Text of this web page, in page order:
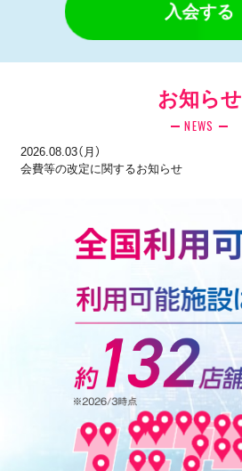
入会する
お知らせ
NEWS
2026.08.03（月）
会費等の改定に関するお知らせ